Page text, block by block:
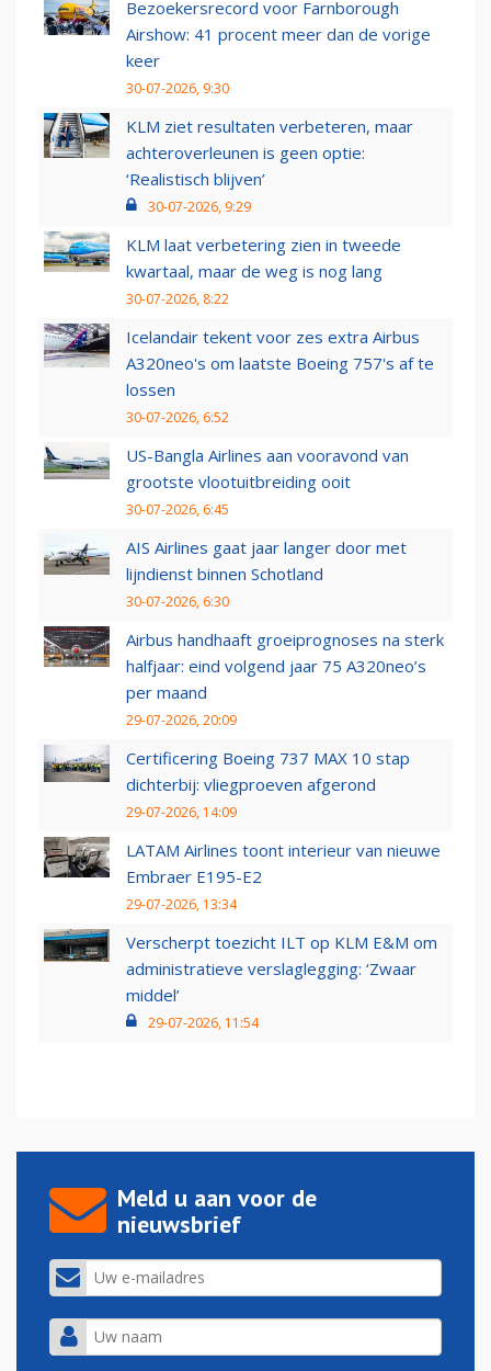
Bezoekersrecord voor Farnborough
Airshow: 41 procent meer dan de vorige
keer
30-07-2026, 9:30
KLM ziet resultaten verbeteren, maar
achteroverleunen is geen optie:
‘Realistisch blijven’
30-07-2026, 9:29
KLM laat verbetering zien in tweede
kwartaal, maar de weg is nog lang
30-07-2026, 8:22
Icelandair tekent voor zes extra Airbus
A320neo's om laatste Boeing 757's af te
lossen
30-07-2026, 6:52
US-Bangla Airlines aan vooravond van
grootste vlootuitbreiding ooit
30-07-2026, 6:45
AIS Airlines gaat jaar langer door met
lijndienst binnen Schotland
30-07-2026, 6:30
Airbus handhaaft groeiprognoses na sterk
halfjaar: eind volgend jaar 75 A320neo’s
per maand
29-07-2026, 20:09
Certificering Boeing 737 MAX 10 stap
dichterbij: vliegproeven afgerond
29-07-2026, 14:09
LATAM Airlines toont interieur van nieuwe
Embraer E195-E2
29-07-2026, 13:34
Verscherpt toezicht ILT op KLM E&M om
administratieve verslaglegging: ‘Zwaar
middel’
29-07-2026, 11:54
Meld u aan voor de
nieuwsbrief